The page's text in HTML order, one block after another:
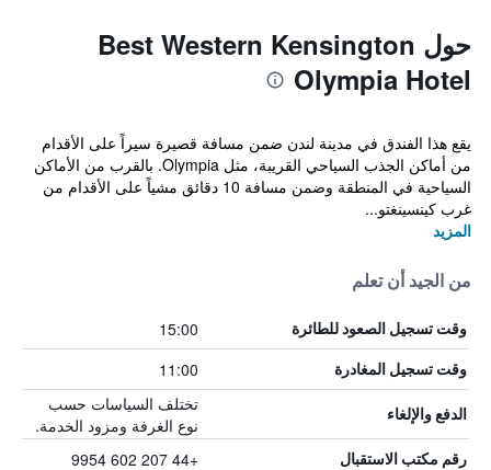
حول Best Western Kensington
Olympia Hotel
يقع هذا الفندق في مدينة لندن ضمن مسافة قصيرة سيراً على الأقدام
من أماكن الجذب السياحي القريبة، مثل Olympia. بالقرب من الأماكن
السياحية في المنطقة وضمن مسافة 10 دقائق مشياً على الأقدام من
غرب كينسينغتو...
المزيد
من الجيد أن تعلم
وقت تسجيل الصعود للطائرة 15:00
وقت تسجيل المغادرة 11:00
الدفع والإلغاء
تختلف السياسات حسب
نوع الغرفة ومزود الخدمة.
رقم مكتب الاستقبال +44 207 602 9954